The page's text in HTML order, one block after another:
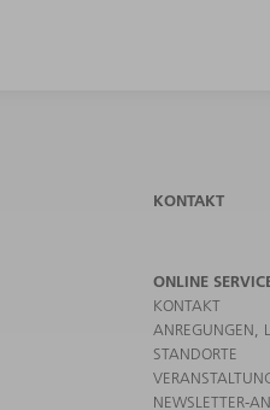
KONTAKT
ONLINE
KONTAKT
ANREGUNGEN,
STANDORTE
NEWSLETTER-